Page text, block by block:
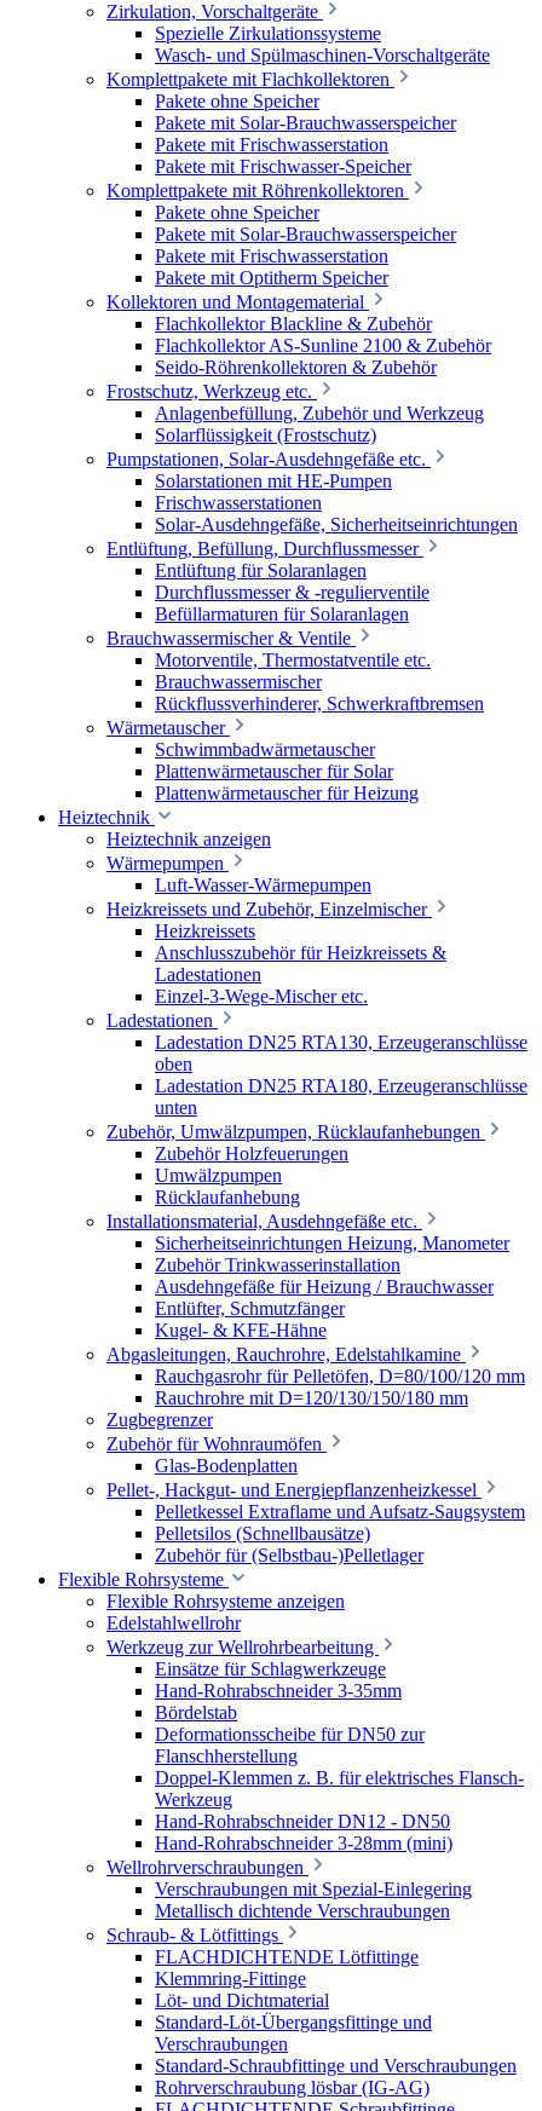
Zirkulation, Vorschaltgeräte
Spezielle Zirkulationssysteme
Wasch- und Spülmaschinen-Vorschaltgeräte
Komplettpakete mit Flachkollektoren
Pakete ohne Speicher
Pakete mit Solar-Brauchwasserspeicher
Pakete mit Frischwasserstation
Pakete mit Frischwasser-Speicher
Komplettpakete mit Röhrenkollektoren
Pakete ohne Speicher
Pakete mit Solar-Brauchwasserspeicher
Pakete mit Frischwasserstation
Pakete mit Optitherm Speicher
Kollektoren und Montagematerial
Flachkollektor Blackline & Zubehör
Flachkollektor AS-Sunline 2100 & Zubehör
Seido-Röhrenkollektoren & Zubehör
Frostschutz, Werkzeug etc.
Anlagenbefüllung, Zubehör und Werkzeug
Solarflüssigkeit (Frostschutz)
Pumpstationen, Solar-Ausdehngefäße etc.
Solarstationen mit HE-Pumpen
Frischwasserstationen
Solar-Ausdehngefäße, Sicherheitseinrichtungen
Entlüftung, Befüllung, Durchflussmesser
Entlüftung für Solaranlagen
Durchflussmesser & -regulierventile
Befüllarmaturen für Solaranlagen
Brauchwassermischer & Ventile
Motorventile, Thermostatventile etc.
Brauchwassermischer
Rückflussverhinderer, Schwerkraftbremsen
Wärmetauscher
Schwimmbadwärmetauscher
Plattenwärmetauscher für Solar
Plattenwärmetauscher für Heizung
Heiztechnik
Heiztechnik anzeigen
Wärmepumpen
Luft-Wasser-Wärmepumpen
Heizkreissets und Zubehör, Einzelmischer
Heizkreissets
Anschlusszubehör für Heizkreissets &
Ladestationen
Einzel-3-Wege-Mischer etc.
Ladestationen
Ladestation DN25 RTA130, Erzeugeranschlüsse
oben
Ladestation DN25 RTA180, Erzeugeranschlüsse
unten
Zubehör, Umwälzpumpen, Rücklaufanhebungen
Zubehör Holzfeuerungen
Umwälzpumpen
Rücklaufanhebung
Installationsmaterial, Ausdehngefäße etc.
Sicherheitseinrichtungen Heizung, Manometer
Zubehör Trinkwasserinstallation
Ausdehngefäße für Heizung / Brauchwasser
Entlüfter, Schmutzfänger
Kugel- & KFE-Hähne
Abgasleitungen, Rauchrohre, Edelstahlkamine
Rauchgasrohr für Pelletöfen, D=80/100/120 mm
Rauchrohre mit D=120/130/150/180 mm
Zugbegrenzer
Zubehör für Wohnraumöfen
Glas-Bodenplatten
Pellet-, Hackgut- und Energiepflanzenheizkessel
Pelletkessel Extraflame und Aufsatz-Saugsystem
Pelletsilos (Schnellbausätze)
Zubehör für (Selbstbau-)Pelletlager
Flexible Rohrsysteme
Flexible Rohrsysteme anzeigen
Edelstahlwellrohr
Werkzeug zur Wellrohrbearbeitung
Einsätze für Schlagwerkzeuge
Hand-Rohrabschneider 3-35mm
Bördelstab
Deformationsscheibe für DN50 zur
Flanschherstellung
Doppel-Klemmen z. B. für elektrisches Flansch-
Werkzeug
Hand-Rohrabschneider DN12 - DN50
Hand-Rohrabschneider 3-28mm (mini)
Wellrohrverschraubungen
Verschraubungen mit Spezial-Einlegering
Metallisch dichtende Verschraubungen
Schraub- & Lötfittings
FLACHDICHTENDE Lötfittinge
Klemmring-Fittinge
Löt- und Dichtmaterial
Standard-Löt-Übergangsfittinge und
Verschraubungen
Standard-Schraubfittinge und Verschraubungen
Rohrverschraubung lösbar (IG-AG)